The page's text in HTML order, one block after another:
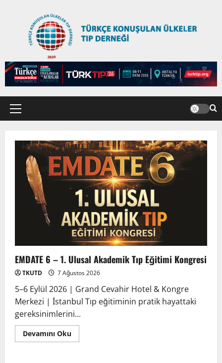
EMDATE 6 – 1. Ulusal Akademik Tıp Eğitimi Kongresi
TKUTD 7 Ağustos 2026
5–6 Eylül 2026 | Grand Cevahir Hotel & Kongre
Merkezi | İstanbul Tıp eğitiminin pratik hayattaki
gereksinimlerini...
Devamını Oku